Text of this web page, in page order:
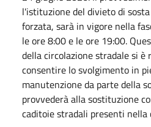
l'istituzione del divieto di
forzata, sarà in vigore nella
le ore 8:00 e le ore 19:00.
della circolazione stradale si è
consentire lo svolgimento in
manutenzione da parte della
provvederà alla sostituzione
caditoie stradali presenti nella